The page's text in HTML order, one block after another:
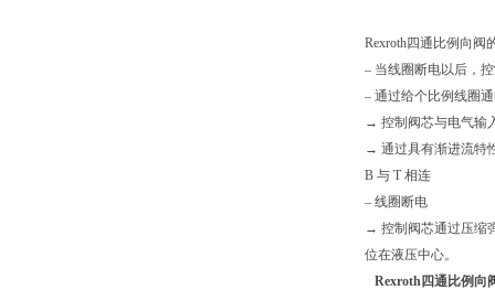
Rexroth四通比例向阀
– 当线圈断电以后，
– 通过给个比例线圈
→ 控制阀芯与电气输
→ 通过具有渐进流特
B 与 T 相连
– 线圈断电
→ 控制阀芯通过压缩
位在液压中心。
Rexroth四通比例向